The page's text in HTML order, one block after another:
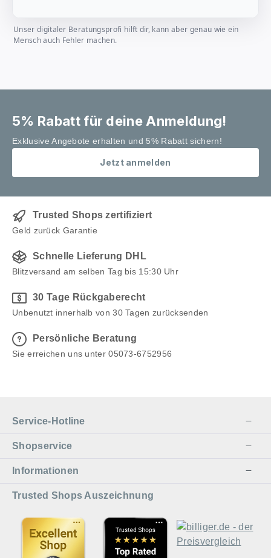
Unser digitaler Beratungsprofi hilft dir, kann aber genau wie ein
Mensch auch Fehler machen.
5% Rabatt für deine Anmeldung!
Exklusive Angebote erhalten und 5% Rabatt sichern!
Jetzt anmelden
Trusted Shops zertifiziert
Geld zurück Garantie
Schnelle Lieferung DHL
Blitzversand am selben Tag bis 15:30 Uhr
30 Tage Rückgaberecht
Unbenutzt innerhalb von 30 Tagen zurücksenden
Persönliche Beratung
Sie erreichen uns unter 05073-6752956
Service-Hotline
Shopservice
Informationen
Trusted Shops Auszeichnung